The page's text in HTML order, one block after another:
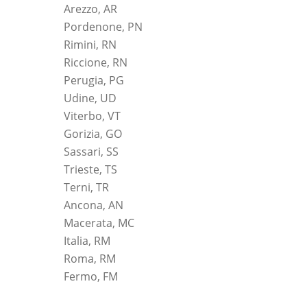
Arezzo, AR
Pordenone, PN
Rimini, RN
Riccione, RN
Perugia, PG
Udine, UD
Viterbo, VT
Gorizia, GO
Sassari, SS
Trieste, TS
Terni, TR
Ancona, AN
Macerata, MC
Italia, RM
Roma, RM
Fermo, FM